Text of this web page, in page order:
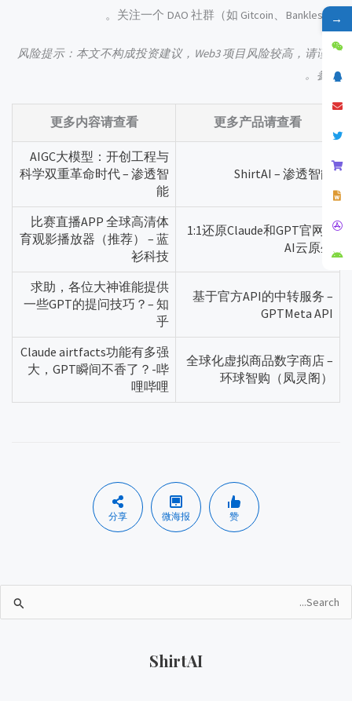
关注一个 DAO 社群（如 Gitcoin、Bankless）。
风险提示：本文不构成投资建议，Web3 项目风险较高，请谨慎
参与。
更多产品请查看
更多内容请查看
ShirtAI – 渗透智能
AIGC大模型：开创工程与
科学双重革命时代 – 渗透智
能
1:1还原Claude和GPT官网 –
AI云原生
比赛直播APP 全球高清体
育观影播放器（推荐） – 蓝
衫科技
基于官方API的中转服务 –
GPTMeta API
求助，各位大神谁能提供
一些GPT的提问技巧？– 知
乎
全球化虚拟商品数字商店 –
环球智购（凤灵阁）
Claude airtfacts功能有多强
大，GPT瞬间不香了？-哔
哩哔哩
赞
微海报
分享
ShirtAI
→